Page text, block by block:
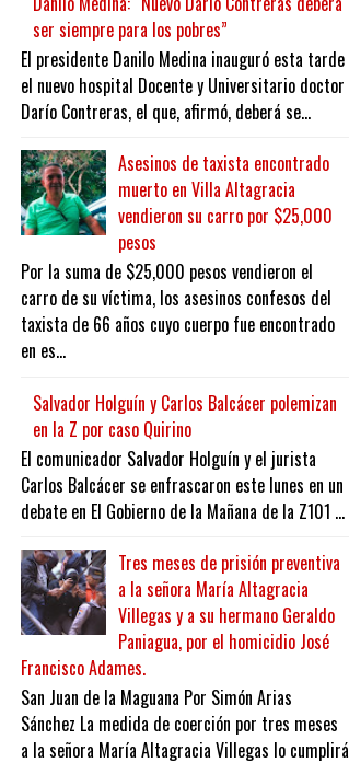
ser siempre para los pobres”
El presidente Danilo Medina inauguró esta tarde
el nuevo hospital Docente y Universitario doctor
Darío Contreras, el que, afirmó, deberá se...
Asesinos de taxista encontrado
muerto en Villa Altagracia
vendieron su carro por $25,000
pesos
Por la suma de $25,000 pesos vendieron el
carro de su víctima, los asesinos confesos del
taxista de 66 años cuyo cuerpo fue encontrado
en es...
Salvador Holguín y Carlos Balcácer polemizan
en la Z por caso Quirino
El comunicador Salvador Holguín y el jurista
Carlos Balcácer se enfrascaron este lunes en un
debate en El Gobierno de la Mañana de la Z101 ...
Tres meses de prisión preventiva
a la señora María Altagracia
Villegas y a su hermano Geraldo
Paniagua, por el homicidio José
Francisco Adames.
San Juan de la Maguana Por Simón Arias
Sánchez La medida de coerción por tres meses
a la señora María Altagracia Villegas lo cumplirá